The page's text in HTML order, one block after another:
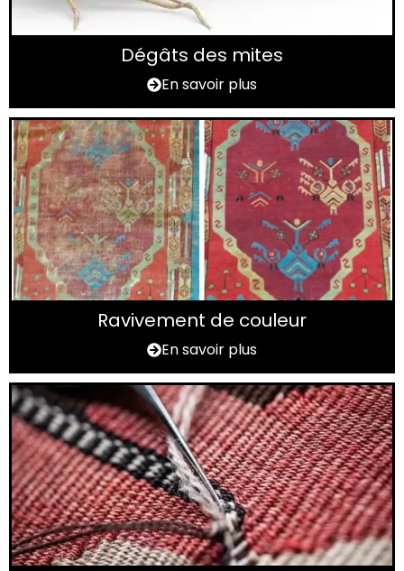
Dégâts des mites
En savoir plus
Ravivement de couleur
En savoir plus